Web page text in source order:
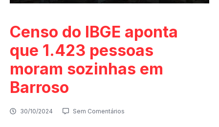
Censo do IBGE aponta
que 1.423 pessoas
moram sozinhas em
Barroso
30/10/2024 Sem Comentários